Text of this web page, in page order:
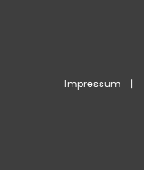
Impressum